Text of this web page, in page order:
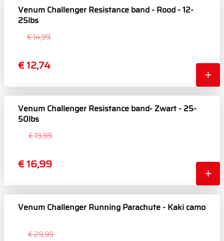
Venum Challenger Resistance band - Rood - 12-
25lbs
€ 14,99
€ 12,74
Venum Challenger Resistance band- Zwart - 25-
50lbs
€ 19,99
€ 16,99
Venum Challenger Running Parachute - Kaki camo
€ 29,99